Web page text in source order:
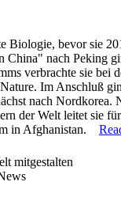
Biologie, bevor sie
China" nach Peking
verbrachte sie bei
Im Anschluß
nach Nordkorea.
der Welt leitet sie
in Afghanistan.